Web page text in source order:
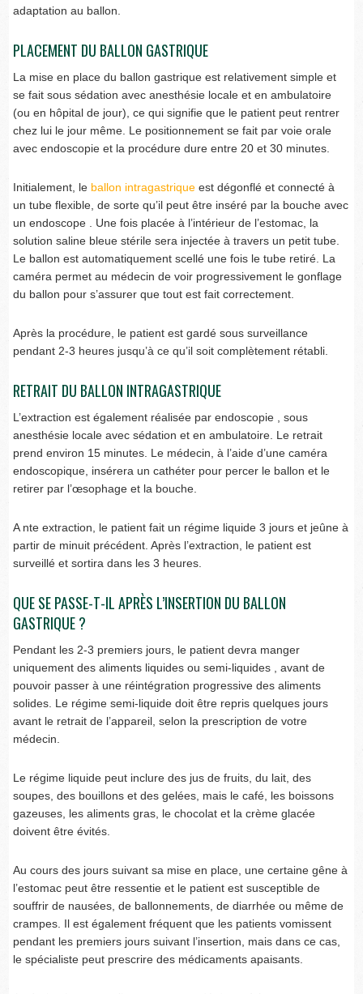
adaptation au ballon.
PLACEMENT DU BALLON GASTRIQUE
La mise en place du ballon gastrique est relativement simple et
se fait sous sédation avec anesthésie locale et en ambulatoire
(ou en hôpital de jour), ce qui signifie que le patient peut rentrer
chez lui le jour même. Le positionnement se fait par voie orale
avec endoscopie et la procédure dure entre 20 et 30 minutes.
Initialement, le ballon intragastrique est dégonflé et connecté à
un tube flexible, de sorte qu’il peut être inséré par la bouche avec
un endoscope . Une fois placée à l’intérieur de l’estomac, la
solution saline bleue stérile sera injectée à travers un petit tube.
Le ballon est automatiquement scellé une fois le tube retiré. La
caméra permet au médecin de voir progressivement le gonflage
du ballon pour s’assurer que tout est fait correctement.
Après la procédure, le patient est gardé sous surveillance
pendant 2-3 heures jusqu’à ce qu’il soit complètement rétabli.
RETRAIT DU BALLON INTRAGASTRIQUE
L’extraction est également réalisée par endoscopie , sous
anesthésie locale avec sédation et en ambulatoire. Le retrait
prend environ 15 minutes. Le médecin, à l’aide d’une caméra
endoscopique, insérera un cathéter pour percer le ballon et le
retirer par l’œsophage et la bouche.
A nte extraction, le patient fait un régime liquide 3 jours et jeûne à
partir de minuit précédent. Après l’extraction, le patient est
surveillé et sortira dans les 3 heures.
QUE SE PASSE-T-IL APRÈS L’INSERTION DU BALLON
GASTRIQUE ?
Pendant les 2-3 premiers jours, le patient devra manger
uniquement des aliments liquides ou semi-liquides , avant de
pouvoir passer à une réintégration progressive des aliments
solides. Le régime semi-liquide doit être repris quelques jours
avant le retrait de l’appareil, selon la prescription de votre
médecin.
Le régime liquide peut inclure des jus de fruits, du lait, des
soupes, des bouillons et des gelées, mais le café, les boissons
gazeuses, les aliments gras, le chocolat et la crème glacée
doivent être évités.
Au cours des jours suivant sa mise en place, une certaine gêne à
l’estomac peut être ressentie et le patient est susceptible de
souffrir de nausées, de ballonnements, de diarrhée ou même de
crampes. Il est également fréquent que les patients vomissent
pendant les premiers jours suivant l’insertion, mais dans ce cas,
le spécialiste peut prescrire des médicaments apaisants.